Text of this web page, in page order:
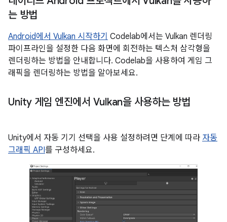
는 방법
Android에서 Vulkan 시작하기 Codelab에서는 Vulkan 렌더링
파이프라인을 설정한 다음 화면에 회전하는 텍스처 삼각형을
렌더링하는 방법을 안내합니다. Codelab을 사용하여 게임 그
래픽을 렌더링하는 방법을 알아보세요.
Unity 게임 엔진에서 Vulkan을 사용하는 방법
Unity에서 자동 기기 선택을 사용 설정하려면 단계에 따라 자동
그래픽 API를 구성하세요.